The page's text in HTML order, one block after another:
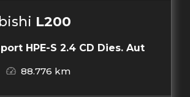
L200
HPE-S 2.4 CD Dies. Aut
88.776 km